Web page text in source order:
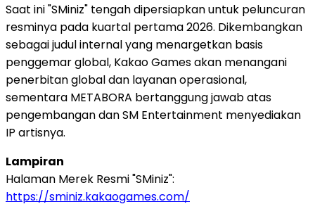
Saat ini "SMiniz" tengah dipersiapkan untuk peluncuran
resminya pada kuartal pertama 2026. Dikembangkan
sebagai judul internal yang menargetkan basis
penggemar global, Kakao Games akan menangani
penerbitan global dan layanan operasional,
sementara METABORA bertanggung jawab atas
pengembangan dan SM Entertainment menyediakan
IP artisnya.
Lampiran
Halaman Merek Resmi "SMiniz":
https://sminiz.kakaogames.com/